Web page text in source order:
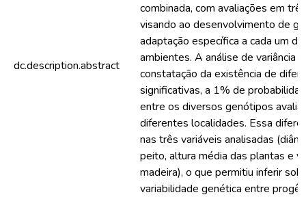
dc.description.abstract
combinada, com avaliações em
visando ao desenvolvimento de
adaptação específica a cada um
ambientes. A análise de variância
constatação da existência de
significativas, a 1% de
entre os diversos genótipos
diferentes localidades. Essa
nas três variáveis analisadas
peito, altura média das plantas e
madeira), o que permitiu inferir
variabilidade genética entre